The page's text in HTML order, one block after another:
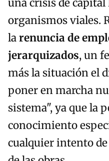
una crisis de
organismos viales.
larenuncia de
jerarquizados, un
más la situación el
poner en marcha
sistema", ya que la
conocimiento
cualquier intento